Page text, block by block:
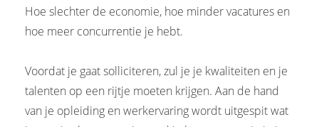
Hoe slechter de economie, hoe minder vacatures en
hoe meer concurrentie je hebt.
Voordat je gaat solliciteren, zul je je kwaliteiten en je
talenten op een rijtje moeten krijgen. Aan de hand
van je opleiding en werkervaring wordt uitgespit wat